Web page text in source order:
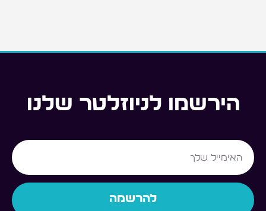
הירשמו לניוזלטר שלנו
Email
להרשמה